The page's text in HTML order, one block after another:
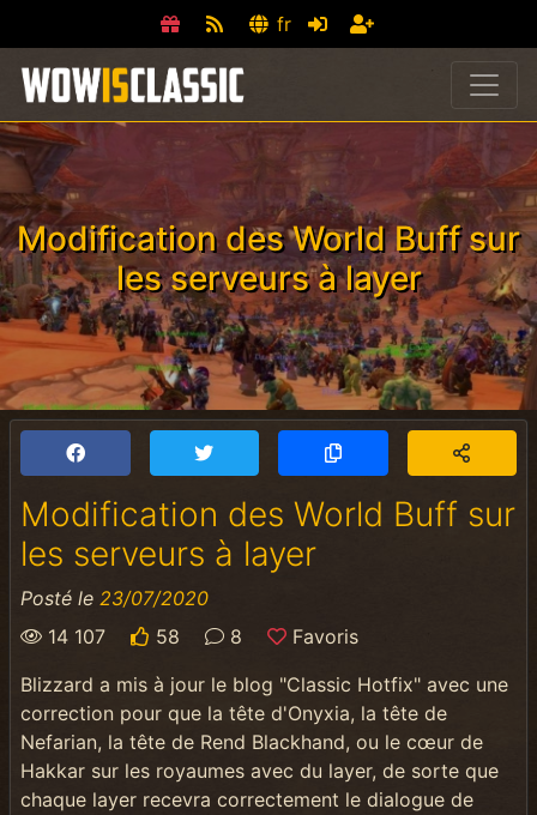
fr
Modification des World Buff sur
les serveurs à layer
Modification des World Buff sur
les serveurs à layer
Posté le 23/07/2020
14 107
58 8
Favoris
Blizzard a mis à jour le blog "Classic Hotfix" avec une
correction pour que la tête d'Onyxia, la tête de
Nefarian, la tête de Rend Blackhand, ou le cœur de
Hakkar sur les royaumes avec du layer, de sorte que
chaque layer recevra correctement le dialogue de